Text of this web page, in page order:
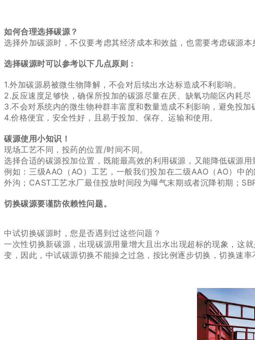
如何合理选择碳源？
选择外加碳源时，不仅要考虑其经济成本和效益，也需要考虑碳源
选择碳源时可以参考以下几点原则：
1.外加碳源易被微生物降解，不会对后续出水达标造成不利影响。
2.反应速度足够快，确保所投加的碳源尽量在厌、缺氧功能区内耗尽
3.不会对系统内的微生物种群丰富度和数量造成不利影响，避免投
4.价格便宜，安全性好，且易于投加、保存、运输和使用。
碳源使用小知识！
现场工艺不同，投药的位置/时间不同。
选择合适的碳源投加位置，既能最高效的利用碳源，又能降低碳源用
例如： 三级AAO（AO）工艺，一般我们投加在二级AAO（AO）中的
外沟； CAST工艺水厂最佳投放时间段为曝气末期或者沉降初期；
切换碳源要谨防依赖性问题。
中试切换碳源时，您是否遇到过这些问题？
一次性切换新碳源，出现碳源用量增大且出水出现超标的现象，这
变，因此，中试碳源切换不能操之过急，按比例逐步切换，切换速率